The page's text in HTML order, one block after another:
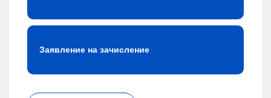
Заявление на зачисление